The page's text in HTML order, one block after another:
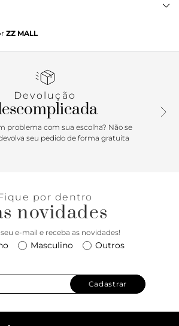
três tiras finas e bombadas sobre os
tiras bombadas e enlace central, que
metálica lateral. Com palmilha da
ZZ MALL
Devolução
problema com sua escolha? Não se
seu pedido de forma gratuita
por dentro
novidades
e-mail e receba as novidades!
Masculino Outros
Cadastrar